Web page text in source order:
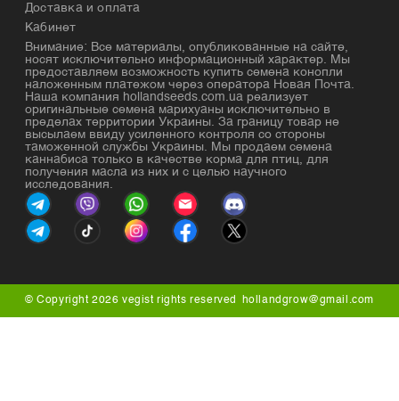
Доставка и оплата
Кабинет
Внимание: Все материалы, опубликованные на сайте,
носят исключительно информационный характер. Мы
предоставляем возможность купить семена конопли
наложенным платежом через оператора Новая Почта.
Наша компания hollandseeds.com.ua реализует
оригинальные семена марихуаны исключительно в
пределах территории Украины. За границу товар не
высылаем ввиду усиленного контроля со стороны
таможенной службы Украины. Мы продаем семена
каннабиса только в качестве корма для птиц, для
получения масла из них и с целью научного
исследования.
© Copyright 2026 vegist rights reserved hollandgrow@gmail.com